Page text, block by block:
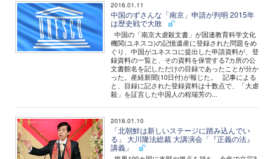
2016.01.11
中国のずさんな「南京」申請が判明 2015年
は歴史戦で大敗
中国の「南京大虐殺文書」が国連教育科学文化
機関(ユネスコ)の記憶遺産に登録された問題をめ
ぐり、中国がユネスコに提出した申請資料が、登
録資料の一覧と、その資料を保管する7カ所の公
文書館名を記しただけの目録であったことが分か
った。産経新聞(10日付)が報じた。 記事による
と、目録に記された登録資料は十数点で、「大虐
殺」を証言した中国人の程瑞芳の...
2016.01.10
「北朝鮮は新しいステージに踏み込んでい
る」 大川隆法総裁 大講演会「『正義の法』
講義」